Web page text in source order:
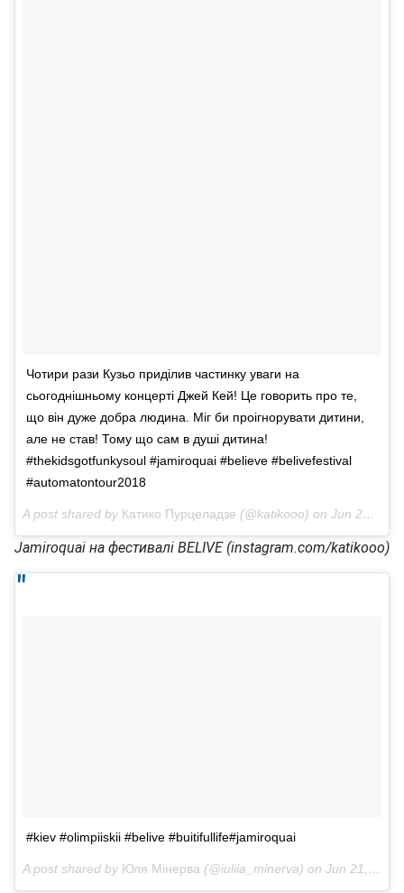
Чотири рази Кузьо приділив частинку уваги на
сьогоднішньому концерті Джей Кей! Це говорить про те,
що він дуже добра людина. Міг би проігнорувати дитини,
але не став! Тому що сам в душі дитина!
#thekidsgotfunkysoul #jamiroquai #believe #belivefestival
#automatontour2018
A post shared by Катико Пурцеладзе (@katikooo) on Jun 21, 2018 at 4:36pm PDT
Jamiroquai на фестивалі BELIVE (instagram.com/katikooo)
#kiev #olimpiiskii #belive #buitifullife#jamiroquai
A post shared by Юля Мінерва (@iuliia_minerva) on Jun 21, 2018 at 12:37pm PDT